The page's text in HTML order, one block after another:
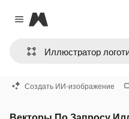
Close menu
Magnific
Создать ИИ-изображение